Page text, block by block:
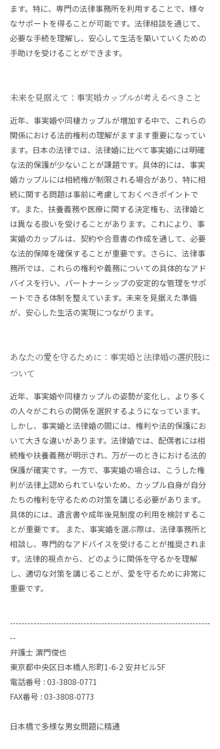
ます。特に、専門の法律事務所を利用することで、様々
なサポートを得ることが可能です。法律相談を通じて、
必要な手続を理解し、安心して生活を築いていくための
手助けを受けることができます。
未来を見据えて：事実婚カップルが考えるべきこと
近年、事実婚や同棲カップルが増加する中で、これらの
関係における法的権利の理解がますます重要になってい
ます。日本の法律では、法律婚に比べて事実婚には明確
な法的保護が少ないことが課題です。具体的には、事実
婚カップルには相続権が制限される場合があり、特に相
続に関する問題は事前に考慮しておくべきポイントで
す。また、扶養義務や医療に関する決定権も、法律婚と
は異なる扱いを受けることがあります。これにより、事
実婚のカップルは、契約や合意書の作成を通して、必要
な法的保障を確保することが重要です。さらに、法律事
務所では、これらの権利や義務についての具体的なアド
バイスを行い、パートナーシップの安定的な管理をサポ
ートできる体制を整えています。未来を見据えた準備
が、安心した生活の実現につながります。
あなたの愛を守るために：事実婚と法律婚の選択肢に
ついて
近年、事実婚や同棲カップルの姿勢が変化し、より多く
の人々がこれらの関係を選択するようになっています。
しかし、事実婚と法律婚の間には、権利や法的保護にお
いて大きな違いがあります。法律婚では、配偶者には相
続権や扶養義務が明示され、万が一のときにおける法的
保護が確実です。一方で、事実婚の場合は、こうした権
利が法律上認められていないため、カップル自身が自分
たちの権利を守るための対策を講じる必要があります。
具体的には、遺言書や成年後見制度の利用を検討するこ
とが重要です。 また、事実婚を選ぶ際は、法律事務所と
相談し、専門的なアドバイスを受けることが推奨されま
す。法律的視点から、どのように関係を守るかを理解
し、適切な対策を講じることが、愛を守るために非常に
重要です。
--------------------------------------------------------------------
--
弁護士 濵門俊也
東京都中央区日本橋人形町1-6-2 安井ビル5F
電話番号 : 03-3808-0771
FAX番号 : 03-3808-0773
日本橋で多様な男女問題に精通